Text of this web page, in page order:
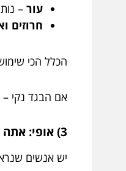
עור –
חרוזים
הכלל הכי
אם הבגד נקי –
3) אופי: אתה מינימליסט או ״תן לי שכבות״?
יש אנשים